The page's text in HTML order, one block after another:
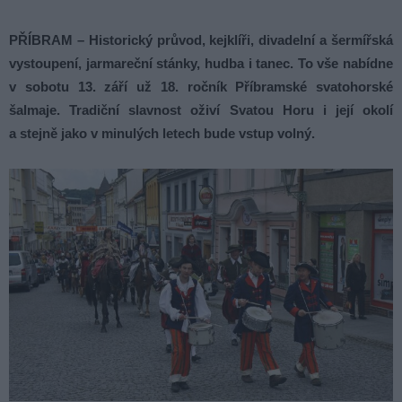
PŘÍBRAM – Historický průvod, kejklíři, divadelní a šermířská
vystoupení, jarmareční stánky, hudba i tanec. To vše nabídne
v sobotu 13. září už 18. ročník Příbramské svatohorské
šalmaje. Tradiční slavnost oživí Svatou Horu i její okolí
a stejně jako v minulých letech bude vstup volný.